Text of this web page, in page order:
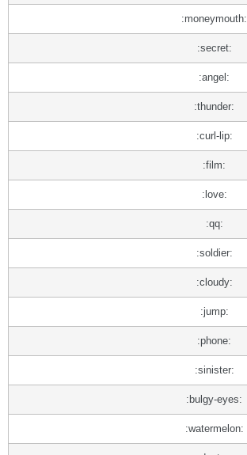
:moneymouth:
:secret:
:angel:
:thunder:
:curl-lip:
:film:
:love:
:qq:
:soldier:
:cloudy:
:jump:
:phone:
:sinister:
:bulgy-eyes:
:watermelon: